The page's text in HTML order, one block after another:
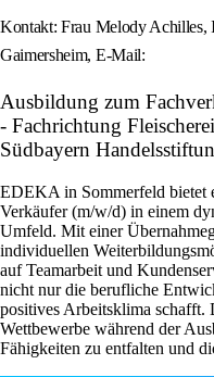
Kontakt: Frau Melody Achilles,
Gaimersheim, E-Mail:
Ausbildung zum
- Fachrichtung
Südbayern
EDEKA in Sommerfeld bietet
Verkäufer (m/w/d) in einem
Umfeld. Mit einer
individuellen
auf Teamarbeit und
nicht nur die berufliche
positives Arbeitsklima schafft.
Wettbewerbe während der
Fähigkeiten zu entfalten und